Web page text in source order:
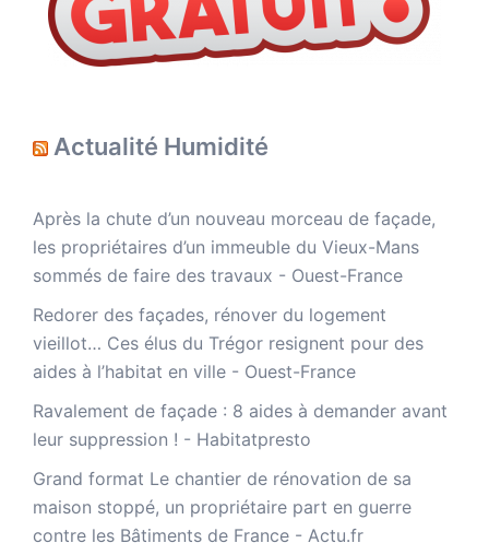
Actualité Humidité
Après la chute d’un nouveau morceau de façade,
les propriétaires d’un immeuble du Vieux-Mans
sommés de faire des travaux - Ouest-France
Redorer des façades, rénover du logement
vieillot… Ces élus du Trégor resignent pour des
aides à l’habitat en ville - Ouest-France
Ravalement de façade : 8 aides à demander avant
leur suppression ! - Habitatpresto
Grand format Le chantier de rénovation de sa
maison stoppé, un propriétaire part en guerre
contre les Bâtiments de France - Actu.fr